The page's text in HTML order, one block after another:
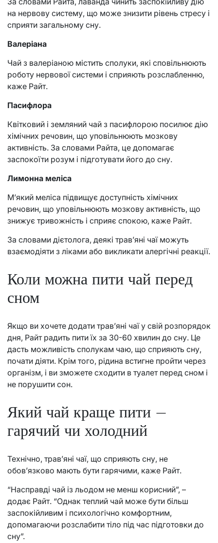
на нервову систему, що може знизити рівень стресу і
сприяти загальному сну.
Валеріана
Чай з валеріаною містить сполуки, які сповільнюють
роботу нервової системи і сприяють розслабленню,
каже Райт.
Пасифлора
Квітковий і земляний чай з пасифлорою посилює дію
хімічних речовин, що уповільнюють мозкову
активність. За словами Райта, це допомагає
заспокоїти розум і підготувати його до сну.
Лимонна меліса
М’який меліса підвищує доступність хімічних
речовин, що уповільнюють мозкову активність, що
знижує тривожність і сприяє спокою, каже Райт.
За словами дієтолога, деякі трав’яні чаї можуть
взаємодіяти з ліками або викликати алергічні реакції.
Коли можна пити чай перед
сном
Якщо ви хочете додати трав’яні чаї у свій розпорядок
дня, Райт радить пити їх за 30-60 хвилин до сну. Це
дасть можливість сполукам чаю, що сприяють сну,
почати діяти. Крім того, рідина встигне пройти через
організм, і ви зможете сходити в туалет перед сном і
не порушити сон.
Який чай краще пити –
гарячий чи холодний
Технічно, трав’яні чаї, що сприяють сну, не
обов’язково мають бути гарячими, каже Райт.
“Насправді чай із льодом не менш корисний”, –
додає Райт. “Однак теплий чай може бути більш
заспокійливим і психологічно комфортним,
допомагаючи розслабити тіло під час підготовки до
сну”.